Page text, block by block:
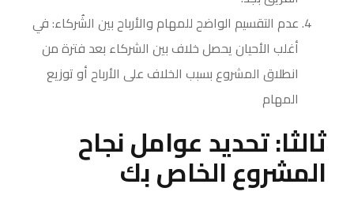
عدم التقسيم الواضح للمهام والأرباح بين الشُركاء: في
أغلب الأحيان يحصل خلاف بين الشركاء بعد فترة من
انطلاق المشروع بسبب الخلاف على الأرباح أو توزيع
المهام
ثالثا: تحديد عوامل نجاح
المشروع الخاص بك